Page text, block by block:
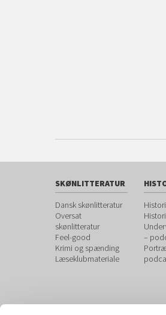
SKØNLITTERATUR
Dansk skønlitteratur
Oversat
skønlitteratur
Feel-good
Krimi og spænding
Læseklubmateriale
–